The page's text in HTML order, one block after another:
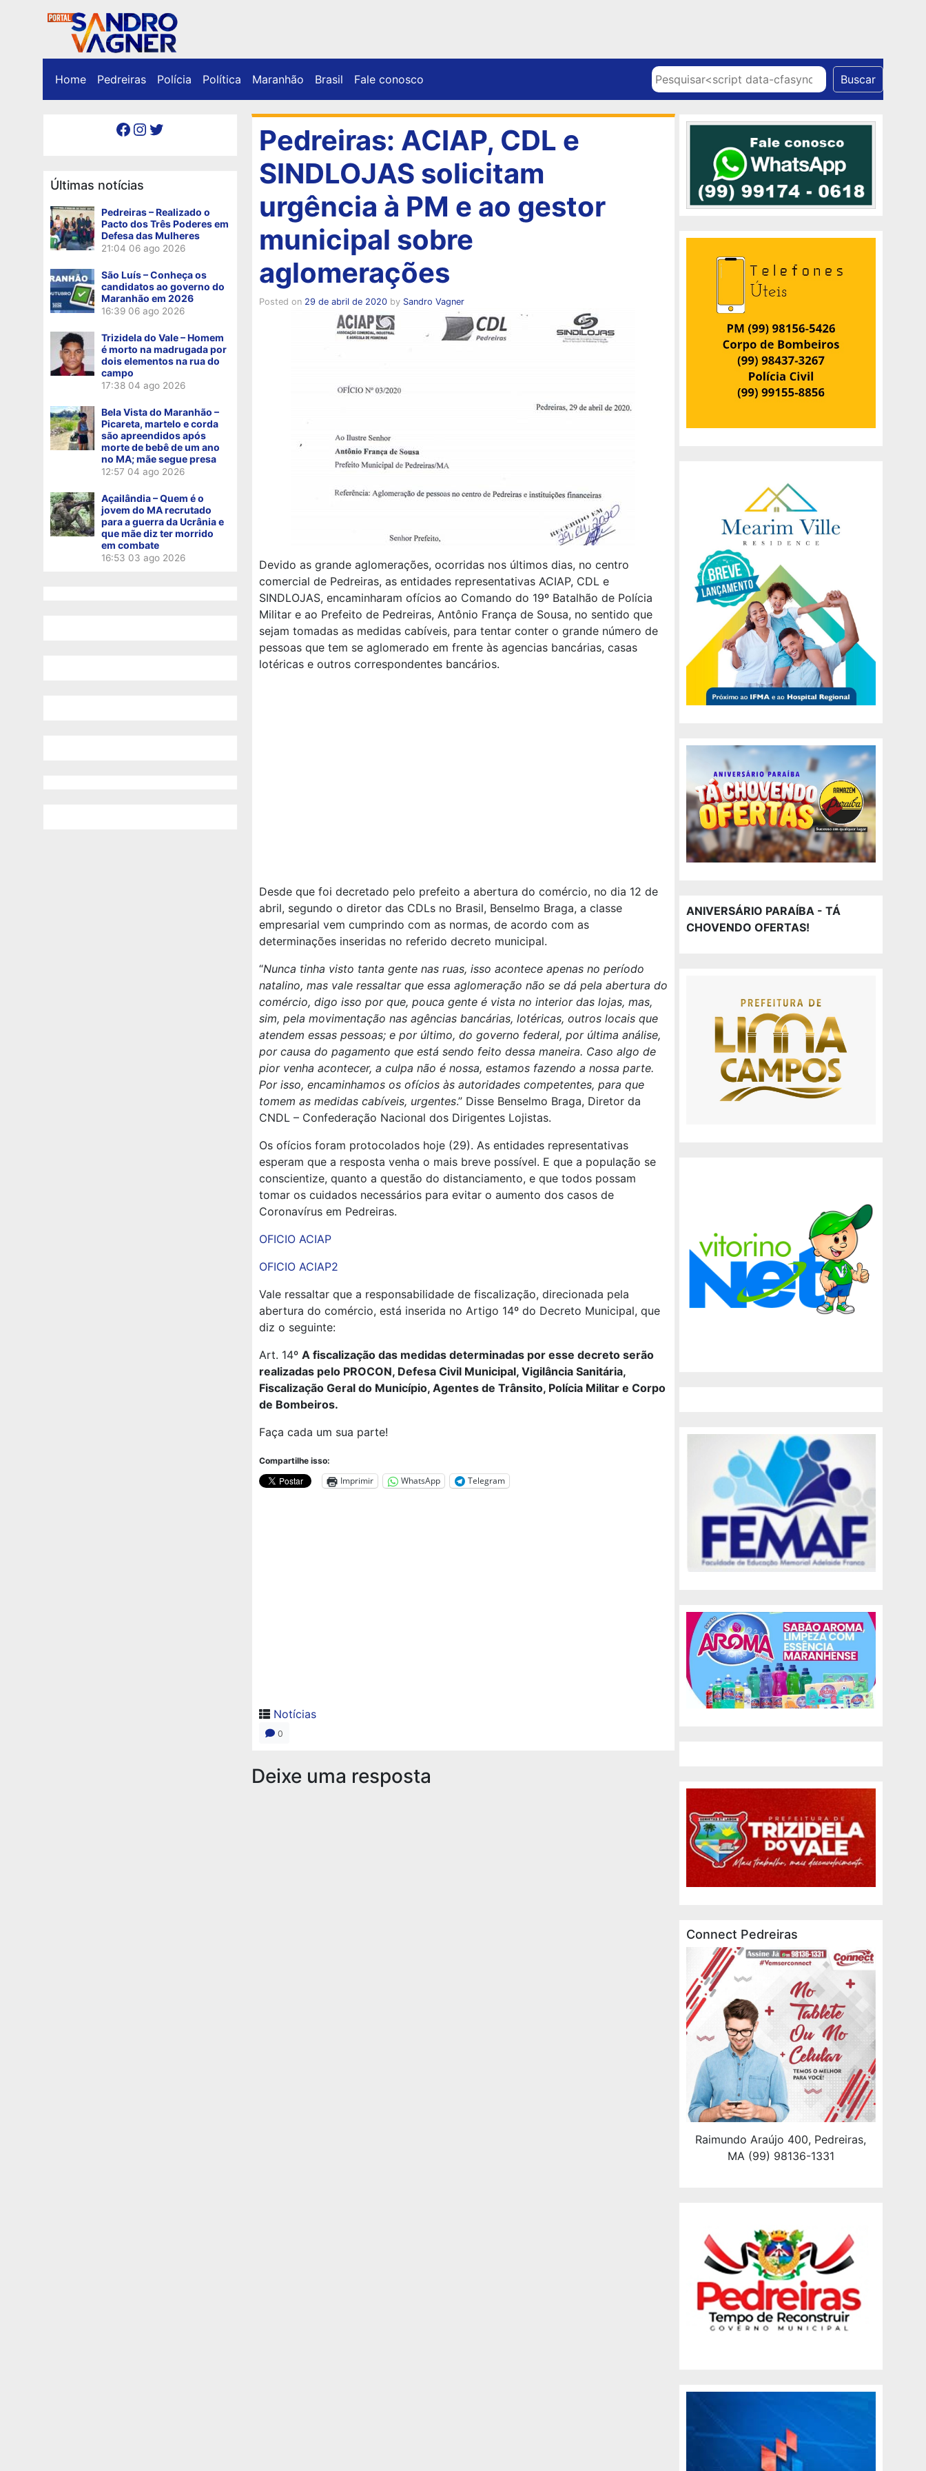
Home Pedreiras Polícia Política Maranhão Brasil Fale conosco Pesquisar Buscar
Facebook Instagram Twitter
Últimas notícias
Pedreiras – Realizado o
Pacto dos Três Poderes em
Defesa das Mulheres
21:04 06 ago 2026
São Luís – Conheça os
candidatos ao governo do
Maranhão em 2026
16:39 06 ago 2026
Trizidela do Vale – Homem
é morto na madrugada por
dois elementos na rua do
campo
17:38 04 ago 2026
Bela Vista do Maranhão –
Picareta, martelo e corda
são apreendidos após
morte de bebê de um ano
no MA; mãe segue presa
12:57 04 ago 2026
Açailândia – Quem é o
jovem do MA recrutado
para a guerra da Ucrânia e
que mãe diz ter morrido
em combate
16:53 03 ago 2026
Pedreiras: ACIAP, CDL e
SINDLOJAS solicitam
urgência à PM e ao gestor
municipal sobre
aglomerações
Posted on 29 de abril de 2020by Sandro Vagner
Devido as grande aglomerações, ocorridas nos últimos dias, no centro
comercial de Pedreiras, as entidades representativas ACIAP, CDL e
SINDLOJAS, encaminharam ofícios ao Comando do 19º Batalhão de Polícia
Militar e ao Prefeito de Pedreiras, Antônio França de Sousa, no sentido que
sejam tomadas as medidas cabíveis, para tentar conter o grande número de
pessoas que tem se aglomerado em frente às agencias bancárias, casas
lotéricas e outros correspondentes bancários.
Desde que foi decretado pelo prefeito a abertura do comércio, no dia 12 de
abril, segundo o diretor das CDLs no Brasil, Benselmo Braga, a classe
empresarial vem cumprindo com as normas, de acordo com as
determinações inseridas no referido decreto municipal.
“Nunca tinha visto tanta gente nas ruas, isso acontece apenas no período
natalino, mas vale ressaltar que essa aglomeração não se dá pela abertura do
comércio, digo isso por que, pouca gente é vista no interior das lojas, mas,
sim, pela movimentação nas agências bancárias, lotéricas, outros locais que
atendem essas pessoas; e por último, do governo federal, por última análise,
por causa do pagamento que está sendo feito dessa maneira. Caso algo de
pior venha acontecer, a culpa não é nossa, estamos fazendo a nossa parte.
Por isso, encaminhamos os ofícios às autoridades competentes, para que
tomem as medidas cabíveis, urgentes.” Disse Benselmo Braga, Diretor da
CNDL – Confederação Nacional dos Dirigentes Lojistas.
Os ofícios foram protocolados hoje (29). As entidades representativas
esperam que a resposta venha o mais breve possível. E que a população se
conscientize, quanto a questão do distanciamento, e que todos possam
tomar os cuidados necessários para evitar o aumento dos casos de
Coronavírus em Pedreiras.
OFICIO ACIAP
OFICIO ACIAP2
Vale ressaltar que a responsabilidade de fiscalização, direcionada pela
abertura do comércio, está inserida no Artigo 14º do Decreto Municipal, que
diz o seguinte:
Art. 14º A fiscalização das medidas determinadas por esse decreto serão
realizadas pelo PROCON, Defesa Civil Municipal, Vigilância Sanitária,
Fiscalização Geral do Município, Agentes de Trânsito, Polícia Militar e Corpo
de Bombeiros.
Faça cada um sua parte!
Compartilhe isso:
Imprimir WhatsApp Telegram
Notícias
0
Deixe uma resposta
ANIVERSÁRIO PARAÍBA - TÁ
CHOVENDO OFERTAS!
Connect Pedreiras
Raimundo Araújo 400, Pedreiras,
MA (99) 98136-1331